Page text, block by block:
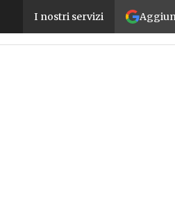
I nostri servizi
La mostra convegno Save